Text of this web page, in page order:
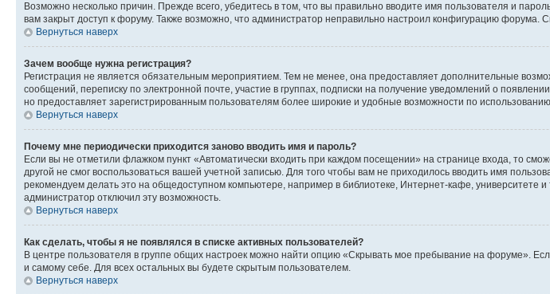
Возможно несколько причин. Прежде всего, убедитесь в том, что вы правильно вводите имя пользователя и
вам закрыт доступ к форуму. Также возможно, что администратор неправильно настроил конфигурацию форума.
Вернуться наверх
Зачем вообще нужна регистрация?
Регистрация не является обязательным мероприятием. Тем не менее, она предоставляет дополнительные
сообщений, переписку по электронной почте, участие в группах, подписки на получение уведомлений о
но предоставляет зарегистрированным пользователям более широкие и удобные возможности по
Вернуться наверх
Почему мне периодически приходится заново вводить имя и пароль?
Если вы не отметили флажком пункт «Автоматически входить при каждом посещении» на странице входа, то
другой не смог воспользоваться вашей учетной записью. Для того чтобы вам не приходилось вводить имя
рекомендуем делать это на общедоступном компьютере, например в библиотеке, Интернет-кафе, университете и
администратор отключил эту возможность.
Вернуться наверх
Как сделать, чтобы я не появлялся в списке активных пользователей?
В центре пользователя в группе общих настроек можно найти опцию «Скрывать мое пребывание на форуме».
и самому себе. Для всех остальных вы будете скрытым пользователем.
Вернуться наверх